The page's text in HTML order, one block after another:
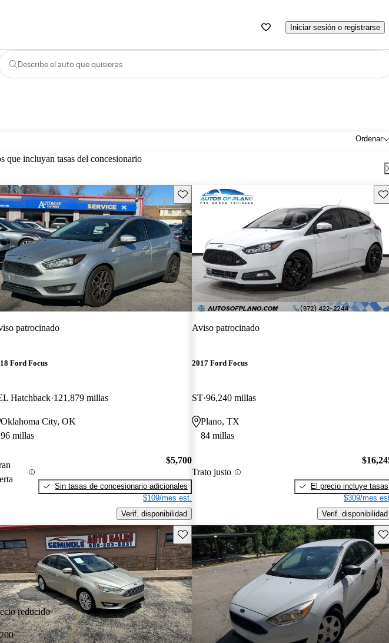
Iniciar sesión o registrarse
Describe el auto que quisieras
Ordenar
que incluyan tasas del concesionario
este Aviso Guarda este Aviso
patrocinado
Ford Focus
Hatchback 121,879 millas
Oklahoma City, OK
96 millas
$5,700
Sin tasas de concesionario adicionales
$109/mes est.
Verif. disponibilidad
Aviso patrocinado
2017 Ford Focus
ST 96,240 millas
Plano, TX
84 millas
Trato justo
El precio incluye tasas
$309/mes
Verif. disponibilidad
este Aviso
reducido
Guarda este Aviso